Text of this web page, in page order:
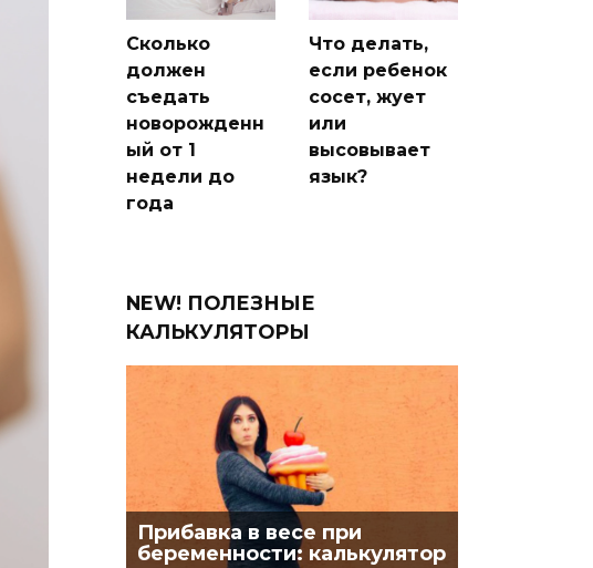
Сколько
должен
съедать
новорожденн
ый от 1
недели до
года
Что делать,
если ребенок
сосет, жует
или
высовывает
язык?
NEW! ПОЛЕЗНЫЕ
КАЛЬКУЛЯТОРЫ
Прибавка в весе при
беременности: калькулятор